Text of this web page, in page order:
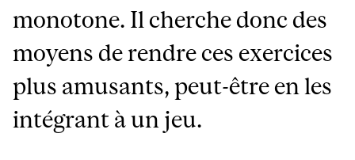
monotone. Il cherche donc des
moyens de rendre ces exercices
plus amusants, peut-être en les
intégrant à un jeu.